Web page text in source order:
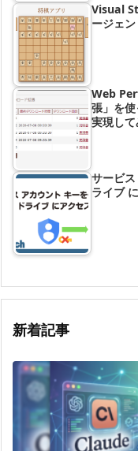
Visual
ージェ
Web
張」を
実現して
サービ
ライブ
新着記事